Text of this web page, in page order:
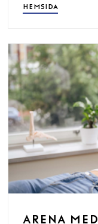
HEMSIDA
ARENA MED